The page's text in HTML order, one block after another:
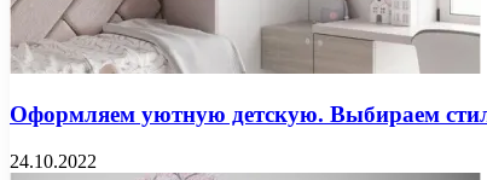
Оформляем уютную детскую. Выбираем
24.10.2022